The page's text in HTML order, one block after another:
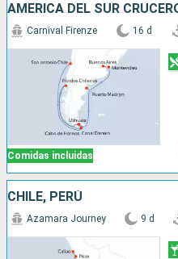
Comidas incluidas
Carnival Firenze 16 d
CHILE, PERÚ
Azamara Journey 9 d